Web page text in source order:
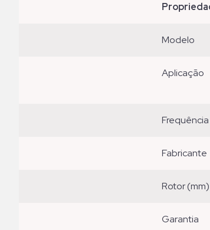
modelo
aplicação
frequência
fabricante
rotor (mm)
garantia